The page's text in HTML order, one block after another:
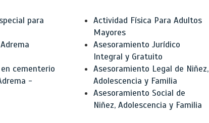
para
cementerio
-
Actividad Física Para Adultos
Mayores
Asesoramiento Jurídico
Integral y Gratuito
Asesoramiento Legal de Niñez,
Adolescencia y Familia
Asesoramiento Social de
Niñez, Adolescencia y Familia